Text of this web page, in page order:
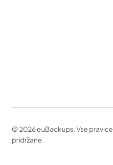
© 2026 euBackups. Vse pravice
pridržane.